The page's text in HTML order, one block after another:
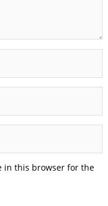
in this browser for the